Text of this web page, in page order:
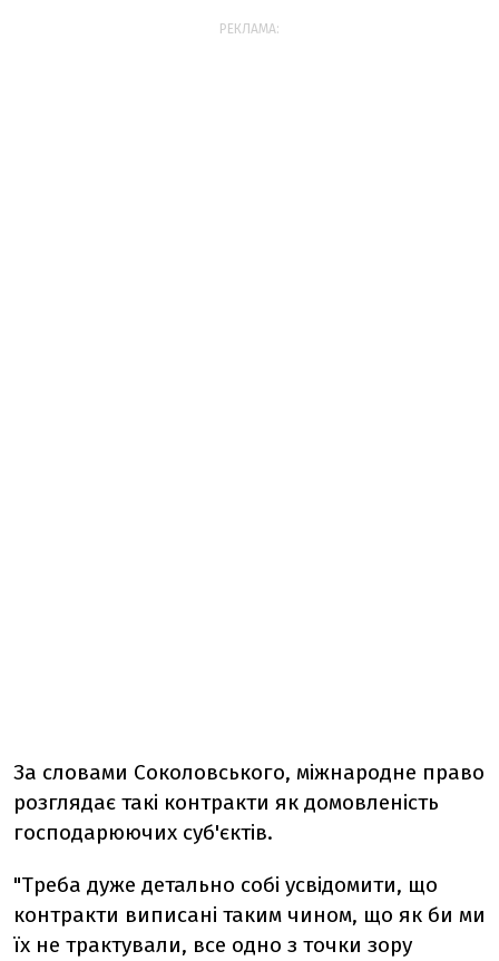
РЕКЛАМА:
За словами Соколовського, міжнародне право
розглядає такі контракти як домовленість
господарюючих суб'єктів.
"Треба дуже детально собі усвідомити, що
контракти виписані таким чином, що як би ми
їх не трактували, все одно з точки зору